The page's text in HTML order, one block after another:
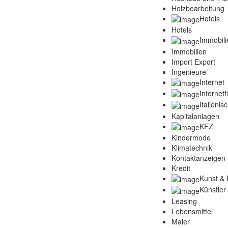
Holzbearbeitung
Hotels
Hotels
Immobilien
Import Export
Ingenieure
Internet
Kapitalanlagen
KFZ
Kindermode
Klimatechnik
Kontaktanzeigen
Kredit
Kunst &
Künstler
Leasing
Lebensmittel
Maler